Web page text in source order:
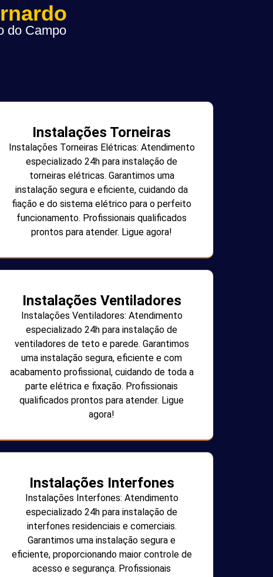
do Campo
Instalações Torneiras
Instalações Torneiras Elétricas: Atendimento
especializado 24h para instalação de
torneiras elétricas. Garantimos uma
instalação segura e eficiente, cuidando da
fiação e do sistema elétrico para o perfeito
funcionamento. Profissionais qualificados
prontos para atender. Ligue agora!
Instalações Ventiladores
Instalações Ventiladores: Atendimento
especializado 24h para instalação de
ventiladores de teto e parede. Garantimos
uma instalação segura, eficiente e com
acabamento profissional, cuidando de toda a
parte elétrica e fixação. Profissionais
qualificados prontos para atender. Ligue
agora!
Instalações Interfones
Instalações Interfones: Atendimento
especializado 24h para instalação de
interfones residenciais e comerciais.
Garantimos uma instalação segura e
eficiente, proporcionando maior controle de
acesso e segurança. Profissionais